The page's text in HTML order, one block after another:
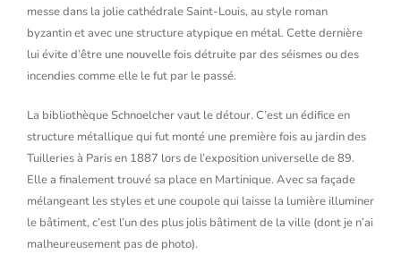
messe dans la jolie cathédrale Saint-Louis, au style roman
byzantin et avec une structure atypique en métal. Cette dernière
lui évite d’être une nouvelle fois détruite par des séismes ou des
incendies comme elle le fut par le passé.
La bibliothèque Schnoelcher vaut le détour. C’est un édifice en
structure métallique qui fut monté une première fois au jardin des
Tuilleries à Paris en 1887 lors de l’exposition universelle de 89.
Elle a finalement trouvé sa place en Martinique. Avec sa façade
mélangeant les styles et une coupole qui laisse la lumière illuminer
le bâtiment, c’est l’un des plus jolis bâtiment de la ville (dont je n’ai
malheureusement pas de photo).